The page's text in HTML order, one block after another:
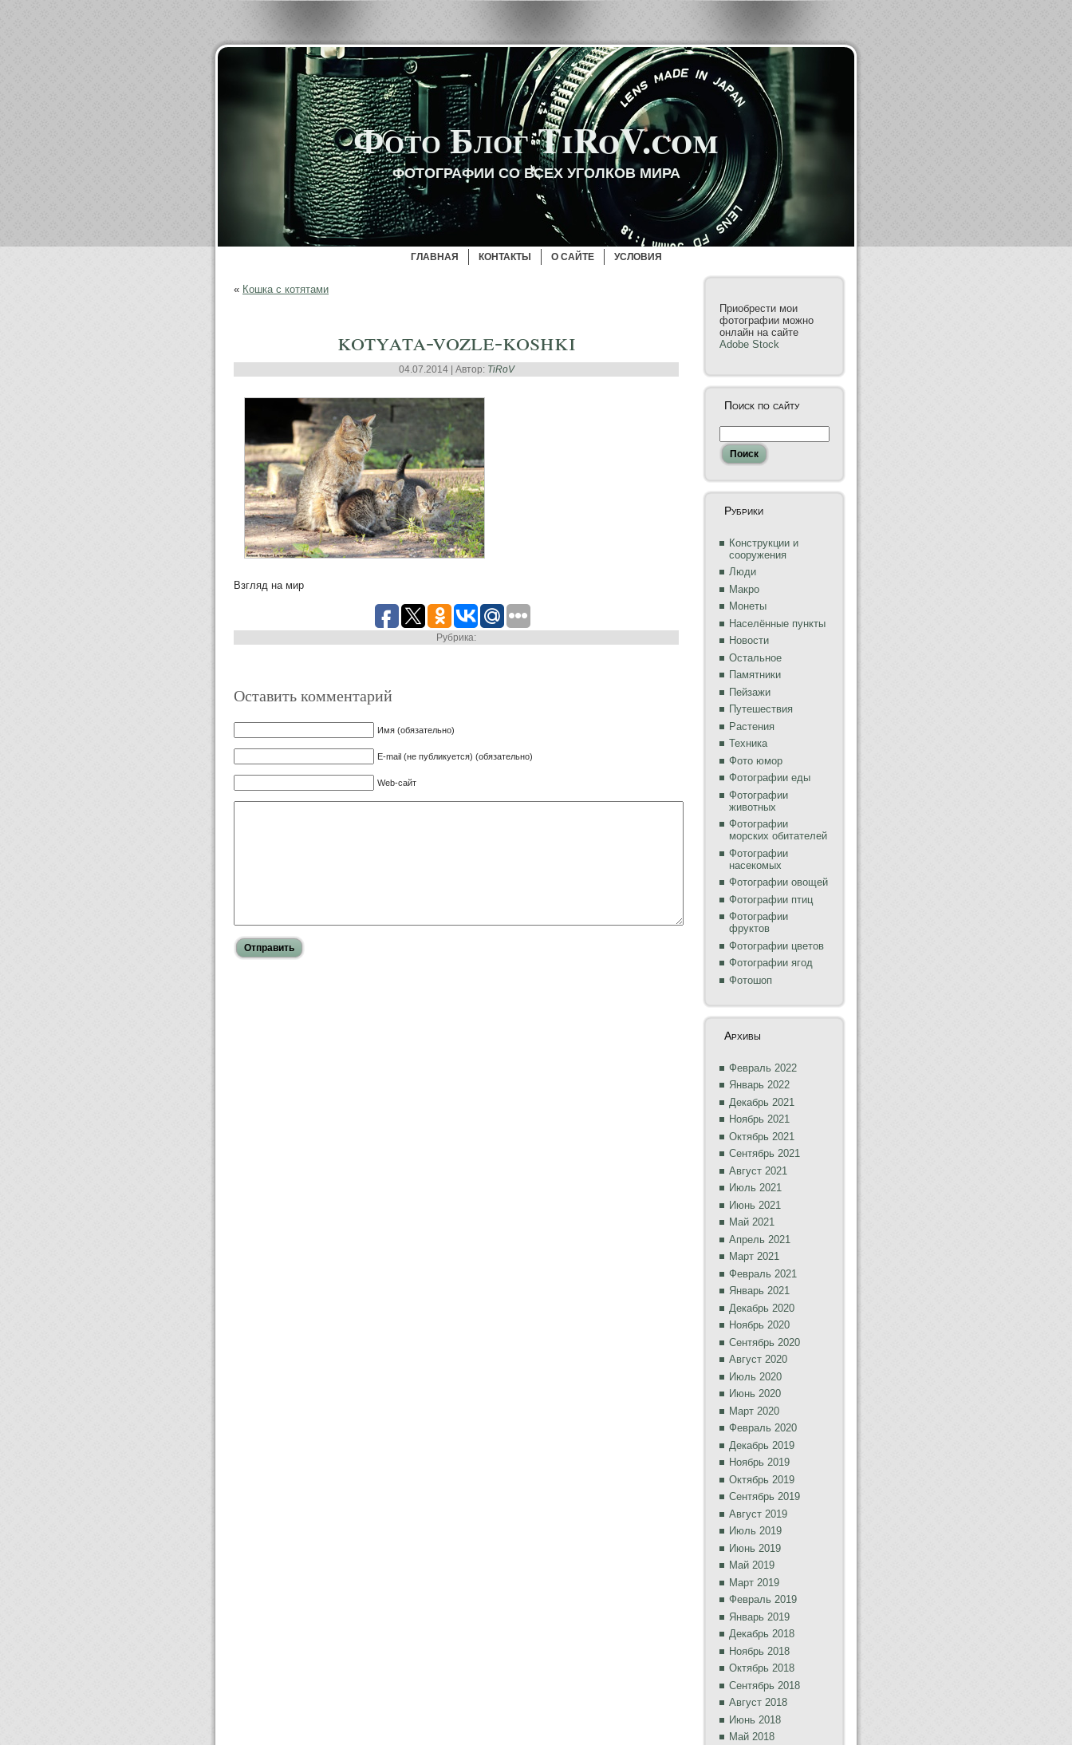
Фото Блог TiRoV.com
ФОТОГРАФИИ СО ВСЕХ УГОЛКОВ МИРА
ГЛАВНАЯ КОНТАКТЫ О САЙТЕ УСЛОВИЯ
« Кошка с котятами
kotyata-vozle-koshki
04.07.2014 | Автор: TiRoV
Взгляд на мир
Рубрика:
Оставить комментарий
Имя (обязательно)
E-mail (не публикуется) (обязательно)
Web-сайт
Приобрести мои
фотографии можно
онлайн на сайте
Adobe Stock
Поиск по сайту
Рубрики
Конструкции и
сооружения
Люди
Макро
Монеты
Населённые пункты
Новости
Остальное
Памятники
Пейзажи
Путешествия
Растения
Техника
Фото юмор
Фотографии еды
Фотографии
животных
Фотографии
морских обитателей
Фотографии
насекомых
Фотографии овощей
Фотографии птиц
Фотографии
фруктов
Фотографии цветов
Фотографии ягод
Фотошоп
Архивы
Февраль 2022
Январь 2022
Декабрь 2021
Ноябрь 2021
Октябрь 2021
Сентябрь 2021
Август 2021
Июль 2021
Июнь 2021
Май 2021
Апрель 2021
Март 2021
Февраль 2021
Январь 2021
Декабрь 2020
Ноябрь 2020
Сентябрь 2020
Август 2020
Июль 2020
Июнь 2020
Март 2020
Февраль 2020
Декабрь 2019
Ноябрь 2019
Октябрь 2019
Сентябрь 2019
Август 2019
Июль 2019
Июнь 2019
Май 2019
Март 2019
Февраль 2019
Январь 2019
Декабрь 2018
Ноябрь 2018
Октябрь 2018
Сентябрь 2018
Август 2018
Июнь 2018
Май 2018